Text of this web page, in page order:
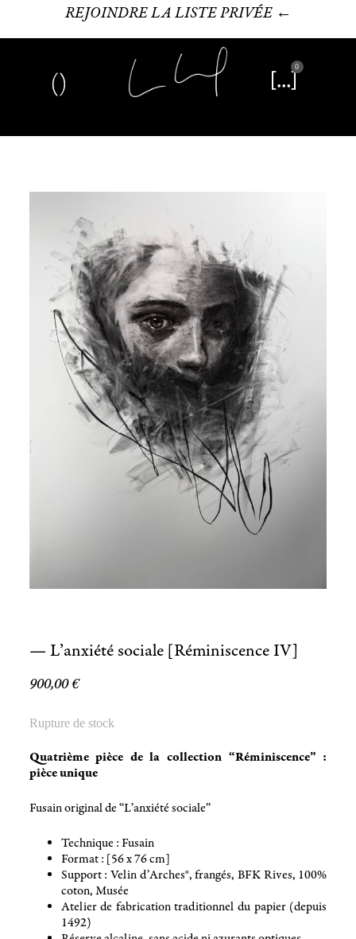
REJOINDRE LA LISTE PRIVÉE ←
0
— L’anxiété sociale [Réminiscence IV]
900,00€
Rupture de stock
Quatrième pièce de la collection “Réminiscence” :
pièce unique
Fusain original de “L’anxiété sociale”
Technique : Fusain
Format : [56 x 76 cm]
Support : Velin d’Arches®, frangés, BFK Rives, 100%
coton, Musée
Atelier de fabrication traditionnel du papier (depuis
1492)